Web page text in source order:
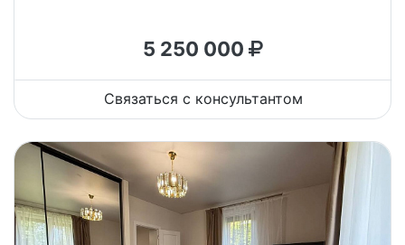
5 250 000
Связаться с консультантом